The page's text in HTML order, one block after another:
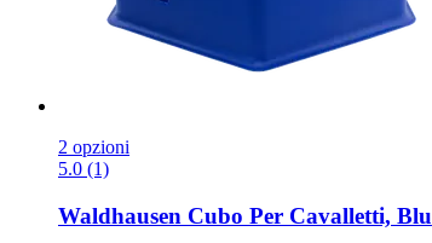
2 opzioni
5.0 (1)
Waldhausen Cubo Per Cavalletti, Blu